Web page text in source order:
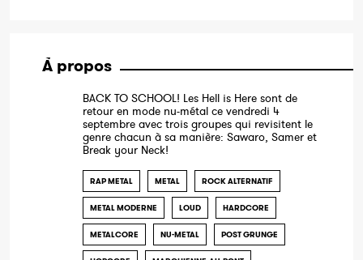
À propos
BACK TO SCHOOL! Les Hell is Here sont de
retour en mode nu-métal ce vendredi 4
septembre avec trois groupes qui revisitent le
genre chacun à sa manière: Sawaro, Samer et
Break your Neck!
RAP METAL METAL ROCK ALTERNATIF
METAL MODERNE LOUD HARDCORE
METALCORE NU-METAL POST GRUNGE